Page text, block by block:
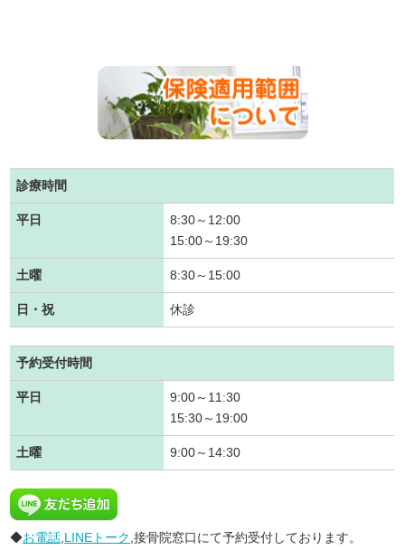
診療時間
平日
8:30～12:00
15:00～19:30
土曜 8:30～15:00
日・祝 休診
予約受付時間
平日
9:00～11:30
15:30～19:00
土曜 9:00～14:30
◆お電話 LINEトーク ,接骨院窓口にて予約受付しております。